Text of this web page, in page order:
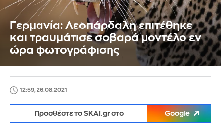
Γερμανία: Λεοπάρδαλη επιτέθηκε
και τραυμάτισε σοβαρά μοντέλο εν
ώρα φωτογράφισης
12:59, 26.08.2021
Προσθέστε το SKAI.gr στο Google